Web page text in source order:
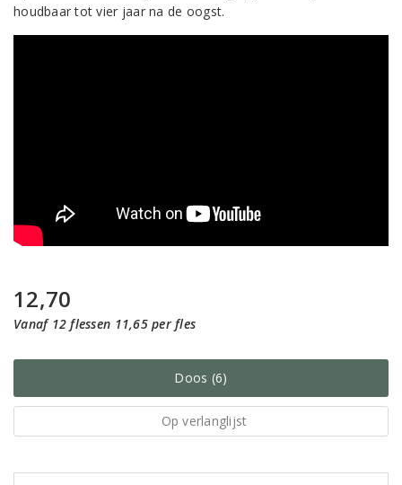
houdbaar tot vier jaar na de oogst.
12,70
Vanaf 12 flessen 11,65 per fles
Doos (6)
Op verlanglijst